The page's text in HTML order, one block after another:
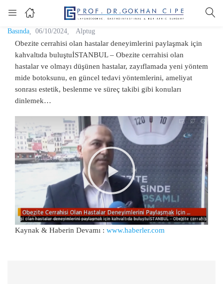
Basında 06/10/2024 Alptug
Obezite cerrahisi olan hastalar deneyimlerini paylaşmak için
kahvaltıda buluştuİSTANBUL – Obezite cerrahisi olan
hastalar ve olmayı düşünen hastalar, zayıflamada yeni yöntem
mide botoksunu, en güncel tedavi yöntemlerini, ameliyat
sonrası estetik, beslenme ve süreç takibi gibi konuları
dinlemek…
Kaynak & Haberin Devamı : www.haberler.com